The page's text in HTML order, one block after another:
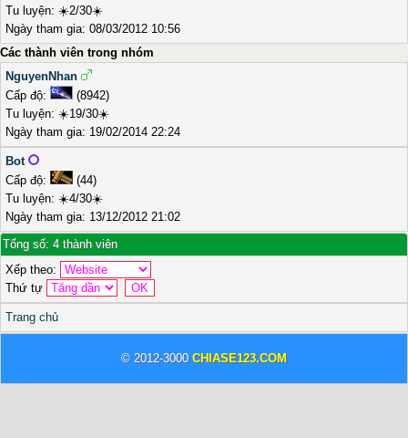
Tu luyện: ☀️2/30☀️
Ngày tham gia: 08/03/2012 10:56
Các thành viên trong nhóm
NguyenNhan
Cấp độ:
(8942)
Tu luyện: ☀️19/30☀️
Ngày tham gia: 19/02/2014 22:24
Bot
Cấp độ:
(44)
Tu luyện: ☀️4/30☀️
Ngày tham gia: 13/12/2012 21:02
Tổng số: 4 thành viên
Xếp theo:
Thứ tự
Trang chủ
© 2012-3000 CHIASE123.COM